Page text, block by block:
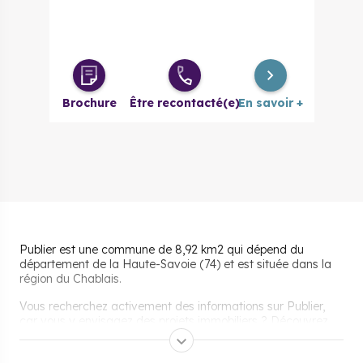
Brochure Être recontacté(e)En savoir +
Publier est une commune de 8,92 km2 qui dépend du
département de la Haute-Savoie (74) et est située dans la
région du Chablais.
Vous recherchez activement des informations sur Publier,